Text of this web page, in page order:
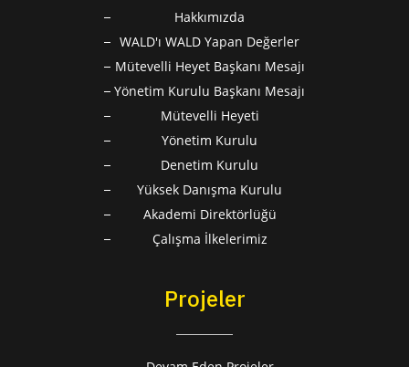
Hakkımızda
WALD'ı WALD Yapan Değerler
Mütevelli Heyet Başkanı Mesajı
Yönetim Kurulu Başkanı Mesajı
Mütevelli Heyeti
Yönetim Kurulu
Denetim Kurulu
Yüksek Danışma Kurulu
Akademi Direktörlüğü
Çalışma İlkelerimiz
Projeler